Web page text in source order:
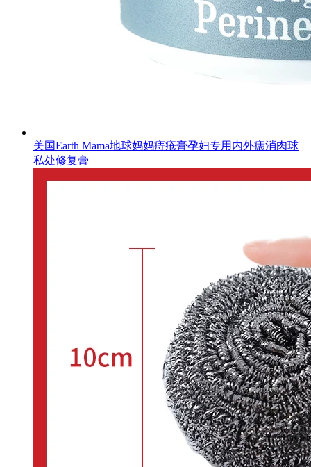
美国Earth Mama地球妈妈痔疮膏孕妇专用内外痣消肉球
私处修复膏